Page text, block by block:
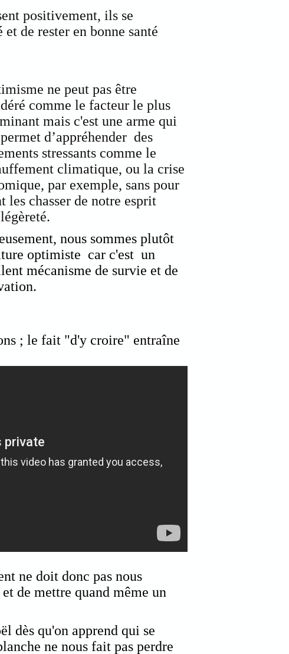
positivement, ils se
de rester en bonne santé
ne doit donc pas nous
de mettre quand même un
dès qu'on apprend qui se
ne nous fait pas perdre
ne peut pas être
comme le facteur le plus
mais c'est une arme qui
d’appréhender des
stressants comme le
climatique, ou la crise
par exemple, sans pour
les chasser de notre esprit
nous sommes plutôt
optimiste car c'est un
mécanisme de survie et de
; le fait "d'y croire" entraîne